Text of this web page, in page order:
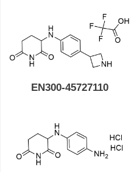
EN300-45727110